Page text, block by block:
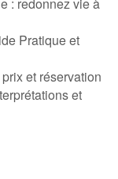
: redonnez vie à
Pratique et
et réservation
et